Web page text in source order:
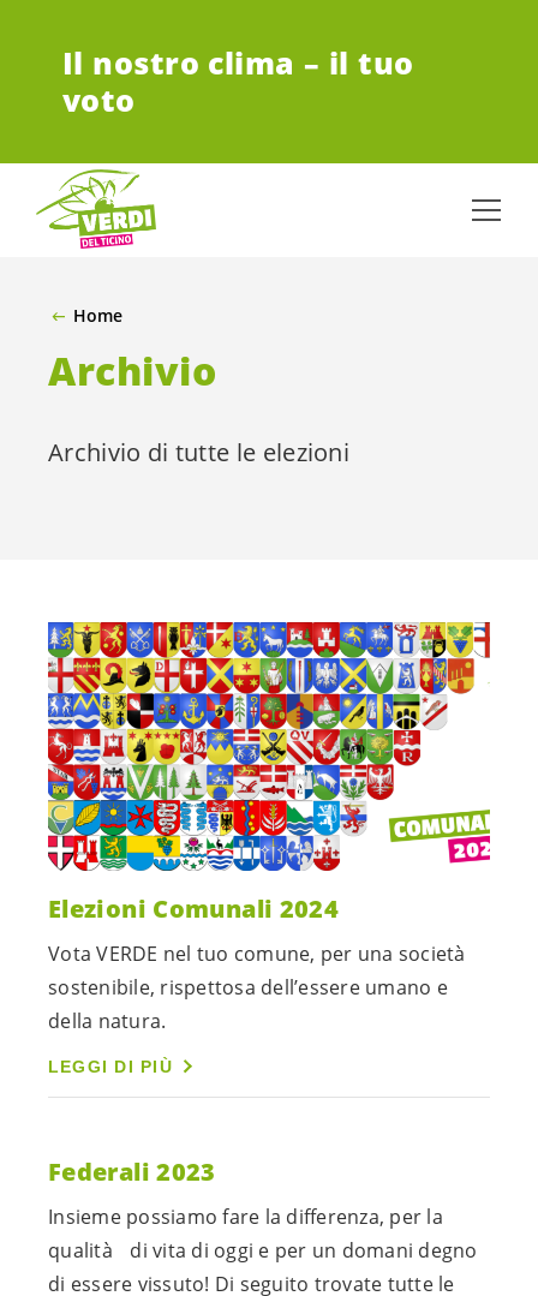
Il nostro clima – il tuo
voto
Home
Archivio
Archivio di tutte le elezioni
Elezioni Comunali 2024
Vota VERDE nel tuo comune, per una società
sostenibile, rispettosa dell’essere umano e
della natura.
LEGGI DI PIÙ
Federali 2023
Insieme possiamo fare la differenza, per la
qualità di vita di oggi e per un domani degno
di essere vissuto! Di seguito trovate tutte le